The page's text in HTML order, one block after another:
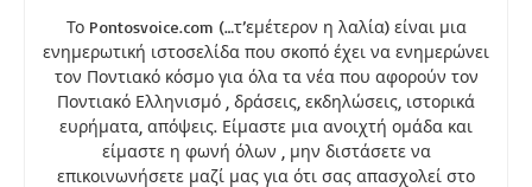
Το Pontosvoice.com (…τ’εμέτερον η λαλία) είναι μια
ενημερωτική ιστοσελίδα που σκοπό έχει να ενημερώνει
τον Ποντιακό κόσμο για όλα τα νέα που αφορούν τον
Ποντιακό Ελληνισμό , δράσεις, εκδηλώσεις, ιστορικά
ευρήματα, απόψεις. Είμαστε μια ανοιχτή ομάδα και
είμαστε η φωνή όλων , μην διστάσετε να
επικοινωνήσετε μαζί μας για ότι σας απασχολεί στο